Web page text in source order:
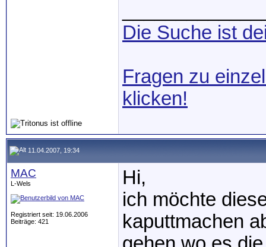
Die Suche ist
Fragen zu
klicken!
11.04.2007, 19:34
MAC
L-Wels
Registriert seit: 19.06.2006
Beiträge: 421
Hi,
ich möchte
kaputtmachen